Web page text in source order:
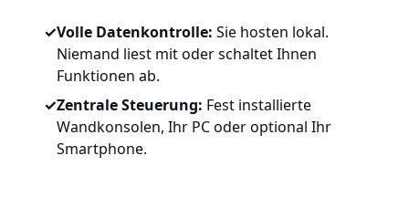
✓Volle Datenkontrolle: Sie hosten lokal.
Niemand liest mit oder schaltet Ihnen
Funktionen ab.
✓Zentrale Steuerung: Fest installierte
Wandkonsolen, Ihr PC oder optional Ihr
Smartphone.